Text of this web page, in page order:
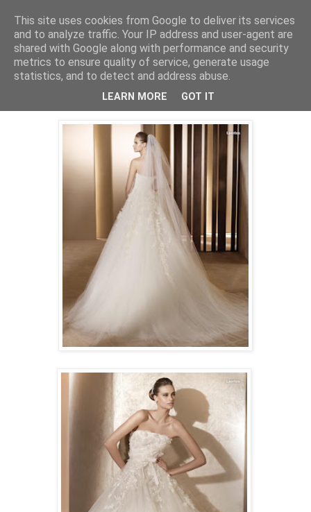
PentruDive.ro
duminică, 12 iunie 2011
Ce-mi place astazi
This site uses cookies from Google to deliver its services
and to analyze traffic. Your IP address and user-agent are
shared with Google along with performance and security
metrics to ensure quality of service, generate usage
statistics, and to detect and address abuse.
LEARN MORE GOT IT